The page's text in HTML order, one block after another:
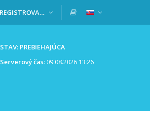
ZAREGISTROVAŤ SA
STAV: PREBIEHAJÚCA
Serverový čas:09.08.2026 13:26